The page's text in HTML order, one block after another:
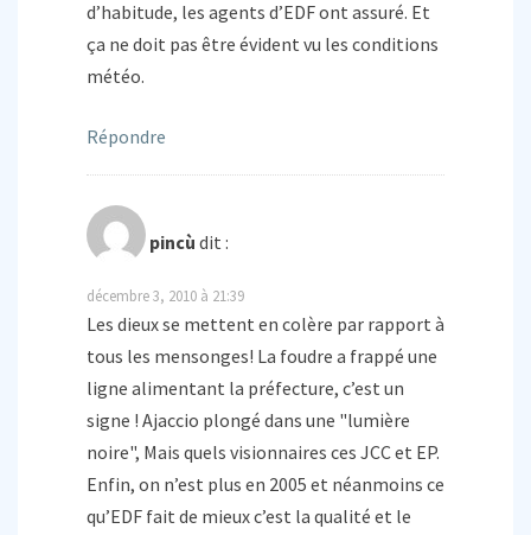
d’habitude, les agents d’EDF ont assuré. Et
ça ne doit pas être évident vu les conditions
météo.
Répondre
pincù dit :
décembre 3, 2010 à 21:39
Les dieux se mettent en colère par rapport à
tous les mensonges! La foudre a frappé une
ligne alimentant la préfecture, c’est un
signe ! Ajaccio plongé dans une "lumière
noire", Mais quels visionnaires ces JCC et EP.
Enfin, on n’est plus en 2005 et néanmoins ce
qu’EDF fait de mieux c’est la qualité et le